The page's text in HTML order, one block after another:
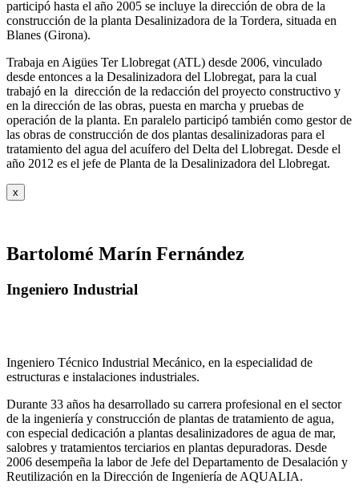
participó hasta el año 2005 se incluye la dirección de obra de la
construcción de la planta Desalinizadora de la Tordera, situada en
Blanes (Girona).
Trabaja en Aigües Ter Llobregat (ATL) desde 2006, vinculado
desde entonces a la Desalinizadora del Llobregat, para la cual
trabajó en la dirección de la redacción del proyecto constructivo y
en la dirección de las obras, puesta en marcha y pruebas de
operación de la planta. En paralelo participó también como gestor de
las obras de construcción de dos plantas desalinizadoras para el
tratamiento del agua del acuífero del Delta del Llobregat. Desde el
año 2012 es el jefe de Planta de la Desalinizadora del Llobregat.
x
Bartolomé Marín Fernández
Ingeniero Industrial
Ingeniero Técnico Industrial Mecánico, en la especialidad de
estructuras e instalaciones industriales.
Durante 33 años ha desarrollado su carrera profesional en el sector
de la ingeniería y construcción de plantas de tratamiento de agua,
con especial dedicación a plantas desalinizadores de agua de mar,
salobres y tratamientos terciarios en plantas depuradoras. Desde
2006 desempeña la labor de Jefe del Departamento de Desalación y
Reutilización en la Dirección de Ingeniería de AQUALIA.